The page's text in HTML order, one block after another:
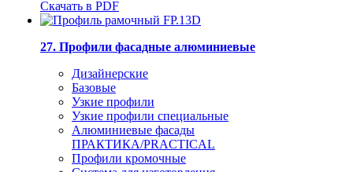
Скачать в PDF
27. Профили фасадные алюминиевые
Дизайнерские
Базовые
Узкие профили
Узкие профили специальные
Алюминиевые фасады
ПРАКТИКА/PRACTICAL
Профили кромочные